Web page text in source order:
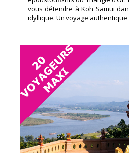
vous détendre à Koh Samui
idyllique. Un voyage authentique